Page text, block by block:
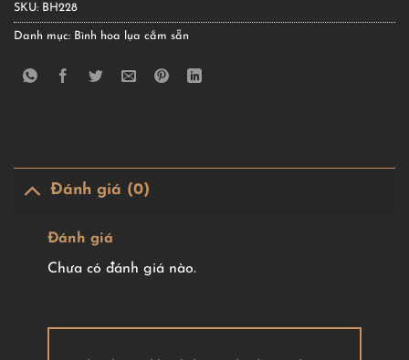
SKU: BH228
Danh mục: Bình hoa lụa cắm sẵn
Đánh giá (0)
Đánh giá
Chưa có đánh giá nào.